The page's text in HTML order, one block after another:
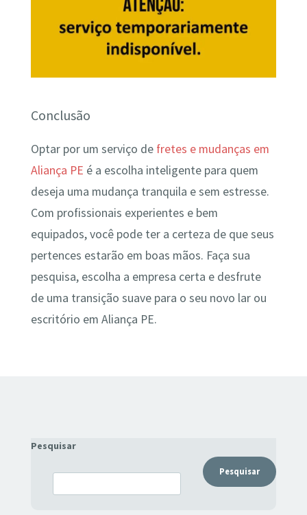
Conclusão
Optar por um serviço de fretes e mudanças em
Aliança PE é a escolha inteligente para quem
deseja uma mudança tranquila e sem estresse.
Com profissionais experientes e bem
equipados, você pode ter a certeza de que seus
pertences estarão em boas mãos. Faça sua
pesquisa, escolha a empresa certa e desfrute
de uma transição suave para o seu novo lar ou
escritório em Aliança PE.
Pesquisar
Pesquisar